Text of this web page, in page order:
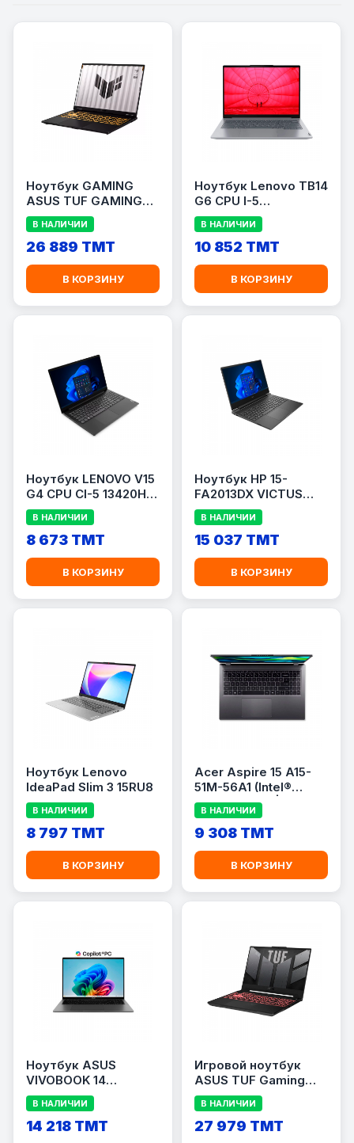
Ноутбук GAMING
ASUS TUF GAMING
FX608JP-RV013 CI-5
13450HX (10/16)/RAM
16GB SSD
1TB/RTX5070 8гб
В НАЛИЧИИ
26 889 TMT
В КОРЗИНУ
Ноутбук Lenovo TB14
G6 CPU I-5
13420H(8/12)/RAM
8GB/SSD 512GB
В НАЛИЧИИ
10 852 TMT
В КОРЗИНУ
Ноутбук LENOVO V15
G4 CPU CI-5 13420H
BLACK
В НАЛИЧИИ
8 673 TMT
В КОРЗИНУ
Ноутбук HP 15-
FA2013DX VICTUS
CPU I-5 13420H
В НАЛИЧИИ
15 037 TMT
В КОРЗИНУ
Ноутбук Lenovo
IdeaPad Slim 3 15RU8
В НАЛИЧИИ
8 797 TMT
В КОРЗИНУ
Acer Aspire 15 A15-
51M-56A1 (Intel®
Core™ 5 120U | 15.6\"
FullHD (1920x1080) TN
В НАЛИЧИИ
9 308 TMT
В КОРЗИНУ
Ноутбук ASUS
VIVOBOOK 14
X1407QA-LY043W
В НАЛИЧИИ
14 218 TMT
Игровой ноутбук
ASUS TUF Gaming
A15 FA507UI-LP049
В НАЛИЧИИ
27 979 TMT